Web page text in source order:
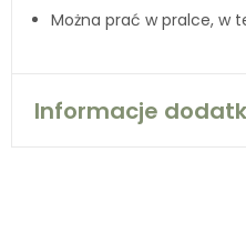
Można prać w pralce, w
Informacje